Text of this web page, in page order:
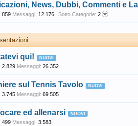
News, Dubbi, Commenti e
859 Messaggi: 12.176 Sotto Categorie: 2
qui!
2.829 Messaggi: 26.352
sul Tennis Tavolo
3.745 Messaggi: 69.505
ed allenarsi
499 Messaggi: 3.583